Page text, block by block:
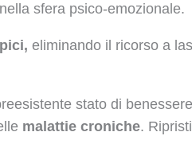
sfera psico-emozionale.
eliminando il ricorso a
stato di
malattie croniche.